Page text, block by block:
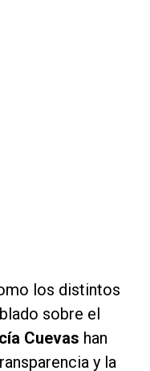
los distintos
sobre el
Cuevas han
y la